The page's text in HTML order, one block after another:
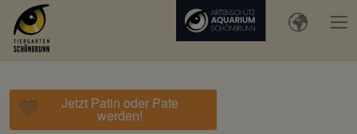
Jetzt Patin oder Pate
werden!